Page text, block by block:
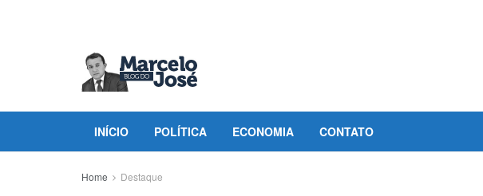
INÍCIO POLÍTICA ECONOMIA CONTATO
Home Destaque